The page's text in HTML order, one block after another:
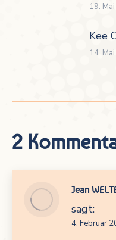
19.
Kee
14.
2
Jean
sagt:
4. Februar